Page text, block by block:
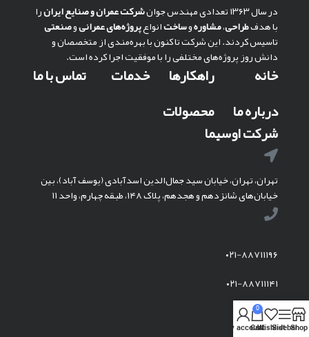
در سال ۱۳۶۳ تعدادی مهندس جوان شركت عمران و صنايع ايرانرا
با هدفطراحی،مشاورهوساختانواعپروژه‌های عمرانیوصنعتی
تاسیس کردند. این شرکت تا کنون با بهره‌مندی از متخصصان و
دانش روز پروژه‌های مختلفی را با موفقیت اجرا کرده است.
خانه
درباره ما
راهکارها
محصولات
خدمات تماس با ما
شرکت اوسیما
تهران، تهران، خیابان سید جمال‌الدین اسدآبادی (یوسف آباد)، بین
خیابان‌های شانزدهم و هجدهم، پلاک ۱۴۸، طبقه چهارم، واحد ۱۱
۰۲۱-۸۸۷۱۱۱۹۶
۰۲۱-۸۸۷۱۱۱۴۱
Shop
Sidebar
Wishlist
0
Cart
My account